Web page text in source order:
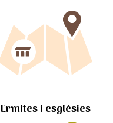
Ermites i esglésies